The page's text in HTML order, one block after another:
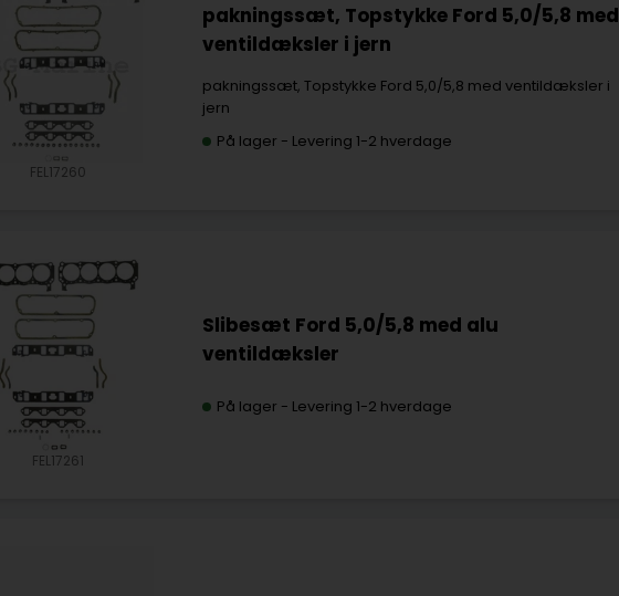
FEL17260
pakningssæt, Topstykke Ford 5,0/5,8 med
ventildæksler i jern
pakningssæt, Topstykke Ford 5,0/5,8 med ventildæksler i
jern
På lager - Levering 1-2 hverdage
FEL17261
Slibesæt Ford 5,0/5,8 med alu
ventildæksler
På lager - Levering 1-2 hverdage